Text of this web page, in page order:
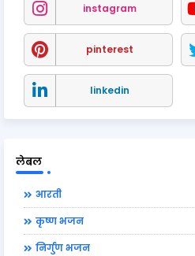
instagram
pinterest
linkedin
लेबल
आरती
कृष्ण भजन
निर्गुण भजन